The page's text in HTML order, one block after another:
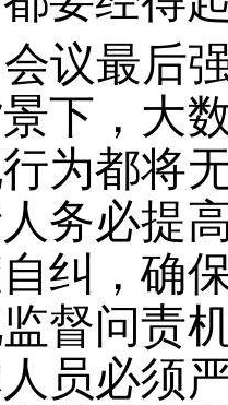
会议最后
下，大
为都将
务必提
纠，确
督问责
员必须